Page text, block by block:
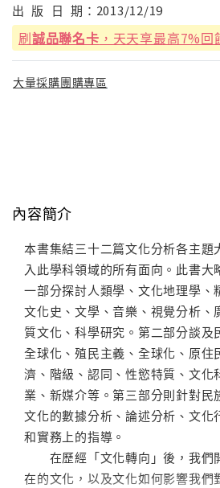
出 版 日 期： 2013/12/19
刷誠品聯名卡 ，天天享最高7%回
大量採購團購專區
內容簡介
本書集結三十二篇文化分析各主題
入此學科領域的所有面向。此書大
一部分探討人類學、文化地理學、
文化史、文學、音樂、視覺分析、
質文化、科學研究。第二部分談及
全球化、殖民主義、全球化、原住
濟、階級、認同、性慾特質、文化
業、新媒介等。第三部分則針對民
文化的數據分析、論述分析、文化
和實務上的指導。
在歷經「文化轉向」後，我們
在的文化，以及文化如何影響我們